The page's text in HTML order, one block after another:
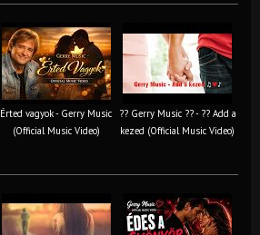
Érted vagyok - Gerry Music
(Official Music Video)
?? Gerry Music ?? - ?? Add a
kezed (Official Music Video)